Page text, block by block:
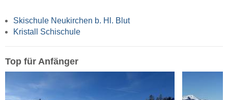
Skischule Neukirchen b. Hl. Blut
Kristall Schischule
Top für Anfänger